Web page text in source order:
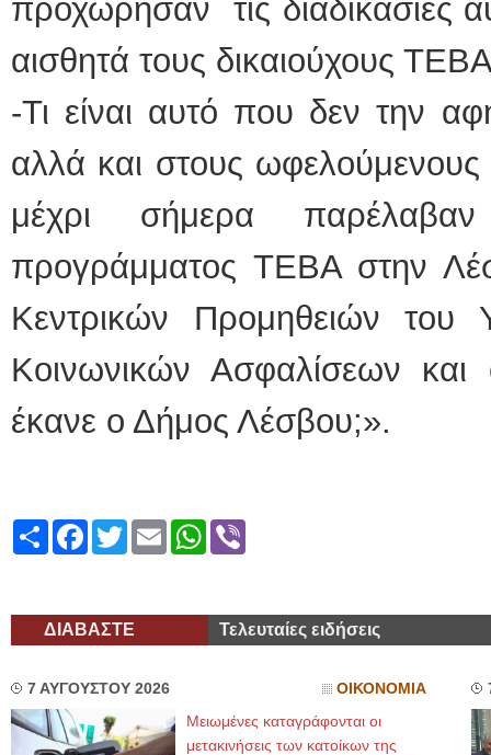
προχώρησαν τις διαδικασίες
αισθητά τους δικαιούχους
-Τι είναι αυτό που δεν την
αλλά και στους
μέχρι σήμερα
προγράμματος ΤΕΒΑ στην
Κεντρικών Προμηθειών του
Κοινωνικών Ασφαλίσεων
έκανε ο Δήμος Λέσβου;».
ShareFacebook
TwitterEmailWhatsApp
ΔΙΑΒΑΣΤΕ Τελευταίες ειδήσεις
7 ΑΥΓΟΥΣΤΟΥ 2026 ΟΙΚΟΝΟΜΙΑ
Μειωμένες καταγράφονται οι
μετακινήσεις των κατοίκων της